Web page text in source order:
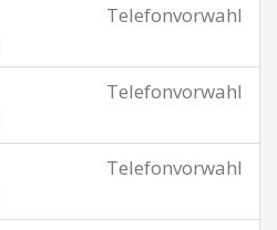
Telefonvorwahl
Telefonvorwahl
Telefonvorwahl